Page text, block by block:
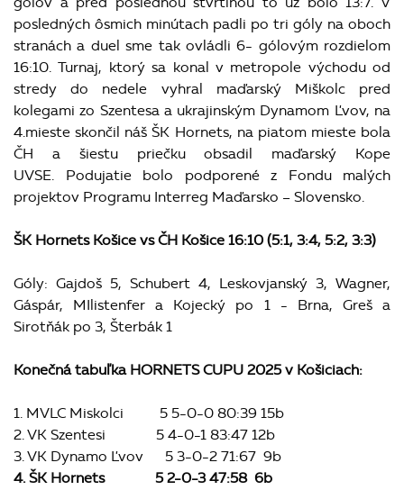
posledných ôsmich minútach padli po tri góly na oboch
stranách a duel sme tak ovládli 6- gólovým rozdielom
16:10. Turnaj, ktorý sa konal v metropole východu od
stredy do nedele vyhral maďarský Miškolc pred
kolegami zo Szentesa a ukrajinským Dynamom Ľvov, na
4.mieste skončil náš ŠK Hornets, na piatom mieste bola
ČH a šiestu priečku obsadil maďarský Kope
UVSE. Podujatie bolo podporené z Fondu malých
projektov Programu Interreg Maďarsko – Slovensko.
ŠK Hornets Košice vs ČH Košice 16:10 (5:1, 3:4, 5:2, 3:3)
Góly: Gajdoš 5, Schubert 4, Leskovjanský 3, Wagner,
Gáspár, MIlistenfer a Kojecký po 1 - Brna, Greš a
Sirotňák po 3, Šterbák 1
Konečná tabuľka HORNETS CUPU 2025 v Košiciach:
1. MVLC Miskolci 5 5-0-0 80:39 15b
2. VK Szentesi 5 4-0-1 83:47 12b
3. VK Dynamo Ľvov 5 3-0-2 71:67 9b
4. ŠK Hornets 5 2-0-3 47:58 6b